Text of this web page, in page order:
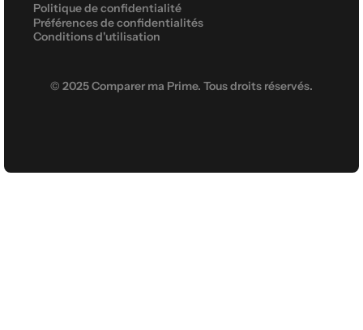
Politique de confidentialité
Conditions d'utilisation
Préférences de confidentialités
© 2025 Comparer ma Prime. Tous droits réservés.